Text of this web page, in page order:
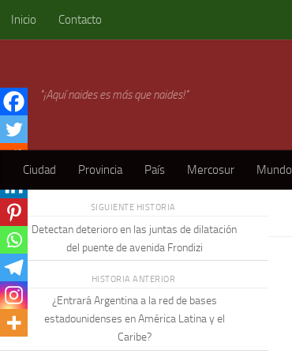
Skip to content
Inicio Contacto
"¡Aquí naides es más que naides!"
Ciudad Provincia País Mercosur Mundo
SIGUIENTE HISTORIA
Detectan deterioro en las juntas de dilatación
del puente de avenida Frondizi
HISTORIA ANTERIOR
¿Entrará Argentina a la red de bases
estadounidenses en América Latina y el
Caribe?